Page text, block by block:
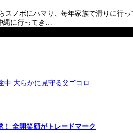
スノボにハマり、毎年家族で滑りに行
縄に行ってき…
！ 全開笑顔がトレードマーク